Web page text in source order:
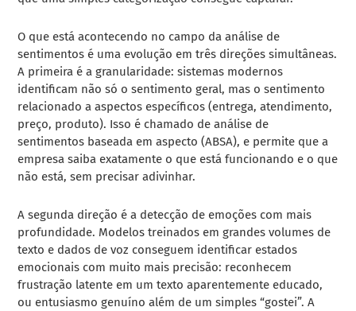
O que está acontecendo no campo da análise de
sentimentos é uma evolução em três direções simultâneas.
A primeira é a granularidade: sistemas modernos
identificam não só o sentimento geral, mas o sentimento
relacionado a aspectos específicos (entrega, atendimento,
preço, produto). Isso é chamado de análise de
sentimentos baseada em aspecto (ABSA), e permite que a
empresa saiba exatamente o que está funcionando e o que
não está, sem precisar adivinhar.
A segunda direção é a detecção de emoções com mais
profundidade. Modelos treinados em grandes volumes de
texto e dados de voz conseguem identificar estados
emocionais com muito mais precisão: reconhecem
frustração latente em um texto aparentemente educado,
ou entusiasmo genuíno além de um simples “gostei”. A